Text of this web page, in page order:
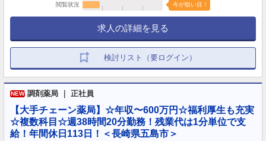
閲覧状況 今が狙い目！
求人の詳細を見る
検討リスト（要ログイン）
NEW 調剤薬局 ｜ 正社員
【大手チェーン薬局】☆年収〜600万円☆福利厚生も充実
☆複数科目☆週38時間20分勤務！残業代は1分単位で支
給！年間休日113日！＜長崎県五島市＞